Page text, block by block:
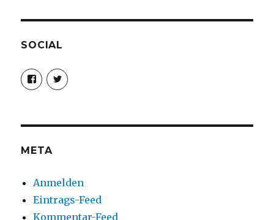
SOCIAL
Profil
von
christoph.fleischer1
anzeigen
Profil
von
anzeigen
META
Anmelden
Eintrags-Feed
Kommentar-Feed